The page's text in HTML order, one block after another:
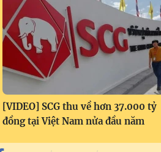
[VIDEO] SCG thu về hơn 37.000 tỷ
đồng tại Việt Nam nửa đầu năm